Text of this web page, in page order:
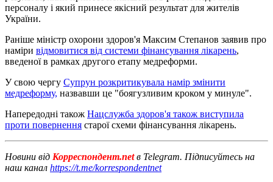
персоналу і який принесе якісний результат для жителів
України.
Раніше міністр охорони здоров'я Максим Степанов заявив про
наміри відмовитися від системи фінансування лікарень,
введеної в рамках другого етапу медреформи.
У свою чергу Супрун розкритикувала намір змінити
медреформу, назвавши це "боягузливим кроком у минуле".
Напередодні також Нацслужба здоров'я також виступила
проти повернення старої схеми фінансування лікарень.
Новини від Корреспондент.netв Telegram. Підписуйтесь на
наш канал https://t.me/korrespondentnet